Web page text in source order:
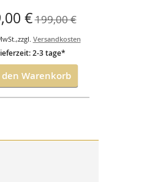
€199,00 €
,zzgl. Versandkosten
2-3 tage*
Warenkorb